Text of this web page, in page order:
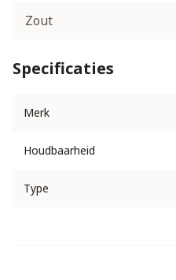
Zout
Specificaties
Merk
Houdbaarheid
Type